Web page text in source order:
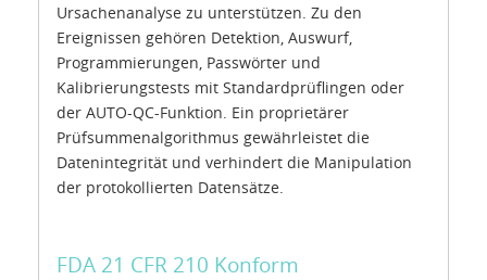
Ursachenanalyse zu unterstützen. Zu den
Ereignissen gehören Detektion, Auswurf,
Programmierungen, Passwörter und
Kalibrierungstests mit Standardprüflingen oder
der AUTO-QC-Funktion. Ein proprietärer
Prüfsummenalgorithmus gewährleistet die
Datenintegrität und verhindert die Manipulation
der protokollierten Datensätze.
FDA 21 CFR 210 Konform